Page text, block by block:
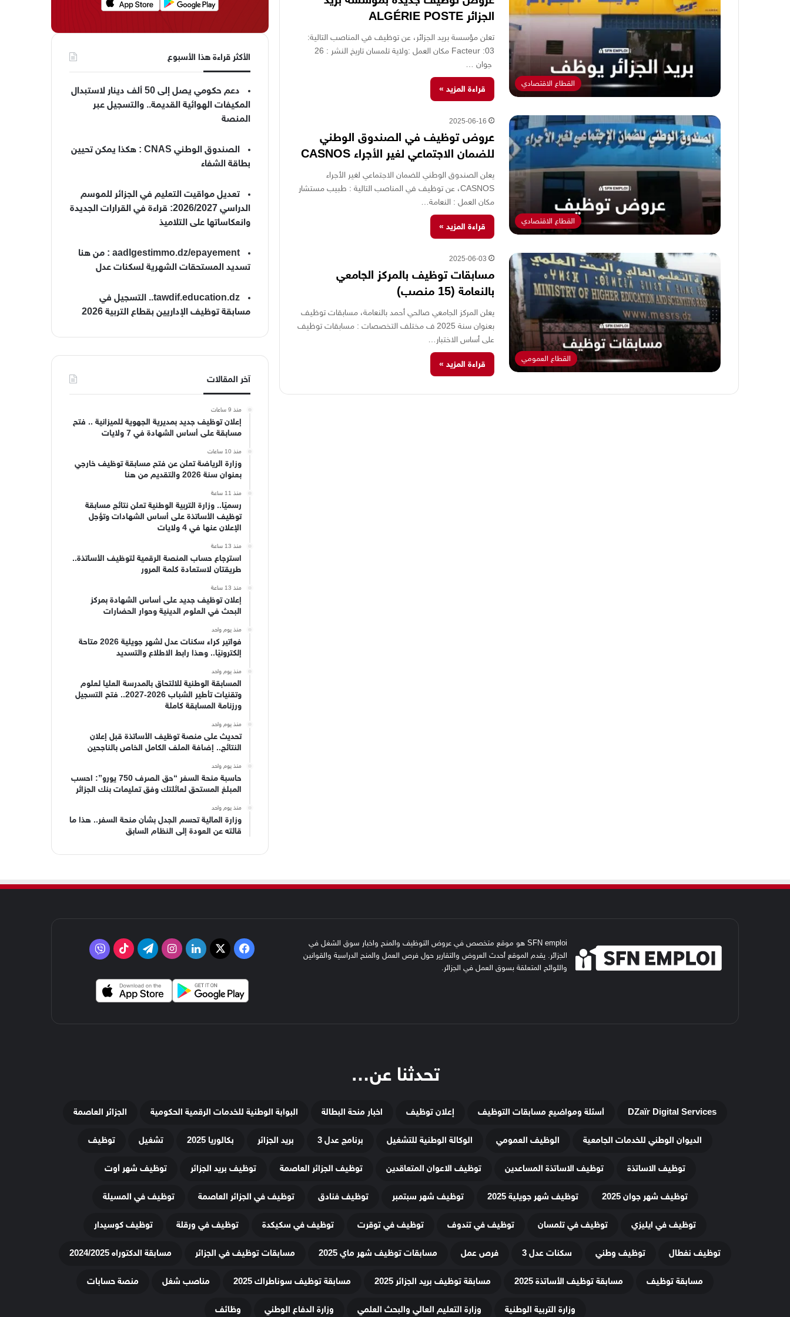
القطاع الاقتصادي
الجزائر ALGÉRIE POSTE
تعلن مؤسسة بريد الجزائر، عن توظيف في المناصب التالية:
جوان …
قراءة المزيد »
القطاع الاقتصادي
2025-06-16
عروض توظيف في الصندوق الوطني
للضمان الاجتماعي لغير الأجراء CASNOS
يعلن الصندوق الوطني للضمان الاجتماعي لغير الأجراء
CASNOS، عن توظيف في المناصب التالية : طبيب مستشار
مكان العمل : النعامة…
قراءة المزيد »
القطاع العمومي
2025-06-03
مسابقات توظيف بالمركز الجامعي
بالنعامة (15 منصب)
يعلن المركز الجامعي صالحي أحمد بالنعامة، مسابقات توظيف
بعنوان سنة 2025 ف مختلف التخصصات : مسابقات توظيف
على أساس الاختبار…
قراءة المزيد »
الأكثر قراءة هذا الأسبوع
دعم حكومي يصل إلى 50 ألف دينار لاستبدال
المكيفات الهوائية القديمة.. والتسجيل عبر
المنصة
الصندوق الوطني CNAS : هكذا يمكن تحيين
بطاقة الشفاء
تعديل مواقيت التعليم في الجزائر للموسم
الدراسي 2026/2027: قراءة في القرارات الجديدة
وانعكاساتها على التلاميذ
aadlgestimmo.dz/epayement : من هنا
تسديد المستحقات الشهرية لسكنات عدل
tawdif.education.dz.. التسجيل في
مسابقة توظيف الإداريين بقطاع التربية 2026
آخر المقالات
منذ 9 ساعات
إعلان توظيف جديد بمديرية الجهوية للميزانية .. فتح
مسابقة على أساس الشهادة في 7 ولايات
منذ 10 ساعات
وزارة الرياضة تعلن عن فتح مسابقة توظيف خارجي
بعنوان سنة 2026 والتقديم من هنا
منذ 11 ساعة
رسميًا.. وزارة التربية الوطنية تعلن نتائج مسابقة
توظيف الأساتذة على أساس الشهادات وتؤجل
الإعلان عنها في 4 ولايات
منذ 13 ساعة
استرجاع حساب المنصة الرقمية لتوظيف الأساتذة..
طريقتان لاستعادة كلمة المرور
منذ 13 ساعة
إعلان توظيف جديد على أساس الشهادة بمركز
البحث في العلوم الدينية وحوار الحضارات
منذ يوم واحد
فواتير كراء سكنات عدل لشهر جويلية 2026 متاحة
إلكترونيًا.. وهذا رابط الاطلاع والتسديد
منذ يوم واحد
المسابقة الوطنية للالتحاق بالمدرسة العليا لعلوم
وتقنيات تأطير الشباب 2026-2027.. فتح التسجيل
ورزنامة المسابقة كاملة
منذ يوم واحد
تحديث على منصة توظيف الأساتذة قبل إعلان
النتائج.. إضافة الملف الكامل الخاص بالناجحين
منذ يوم واحد
حاسبة منحة السفر “حق الصرف 750 يورو”: احسب
المبلغ المستحق لعائلتك وفق تعليمات بنك الجزائر
منذ يوم واحد
وزارة المالية تحسم الجدل بشأن منحة السفر.. هذا ما
قالته عن العودة إلى النظام السابق
SFN emploi هو موقع متخصص في عروض التوظيف والمنح واخبار سوق الشغل في
الجزائر. يقدم الموقع أحدث العروض والتقارير حول فرص العمل والمنح الدراسية والقوانين
واللوائح المتعلقة بسوق العمل في الجزائر.
فيسبوك
‫X لينكدإنانستقرامتيلقرام‫TikTokفايبر
تحدثنا عن…
DZaïr Digital Services أسئلة ومواضيع مسابقات التوظيف إعلان توظيف اخبار منحة البطالة البوابة الوطنية للخدمات الرقمية الحكومية الجزائر العاصمة
الديوان الوطني للخدمات الجامعية الوظيف العمومي الوكالة الوطنية للتشغيل برنامج عدل 3 بريد الجزائر بكالوريا 2025 تشغيل توظيف
توظيف الاساتذة توظيف الاساتذة المساعدين توظيف الاعوان المتعاقدين توظيف الجزائر العاصمة توظيف بريد الجزائر توظيف شهر أوت
توظيف شهر جوان 2025 توظيف شهر جويلية 2025 توظيف شهر سبتمبر توظيف فنادق توظيف في الجزائر العاصمة توظيف في المسيلة
توظيف في ايليزي توظيف في تلمسان توظيف في تندوف توظيف في توقرت توظيف في سكيكدة توظيف في ورقلة توظيف كوسيدار
توظيف نفطال توظيف وطني سكنات عدل 3 فرص عمل مسابقات توظيف شهر ماي 2025 مسابقات توظيف في الجزائر مسابقة الدكتوراه 2024/2025
مسابقة توظيف مسابقة توظيف الأساتذة 2025 مسابقة توظيف بريد الجزائر 2025 مسابقة توظيف سوناطراك 2025 مناصب شغل منصة حسابات
وزارة التربية الوطنية وزارة التعليم العالي والبحث العلمي وزارة الدفاع الوطني وظائف